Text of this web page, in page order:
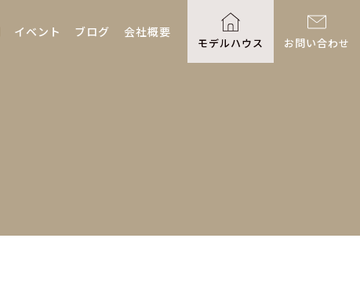
イベント ブログ 会社概要
モデルハウス お問い合わせ